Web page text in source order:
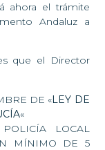
ahora el trámite
Andaluz a
que el Director
DE «LEY DE
«
LOCAL
MÍNIMO DE 5